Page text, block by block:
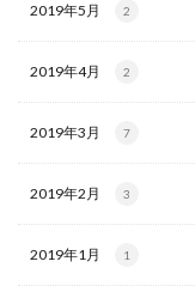
2019年5月 2
2019年4月 2
2019年3月 7
2019年2月 3
2019年1月 1